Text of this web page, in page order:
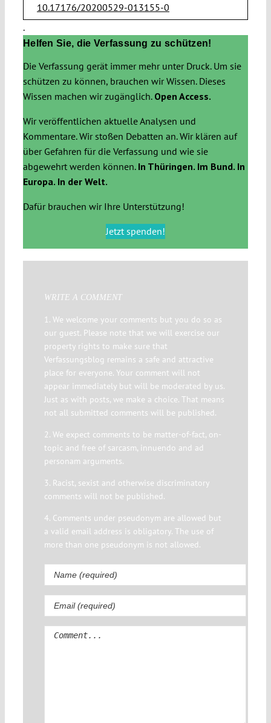
10.17176/20200529-013155-0
.
Helfen Sie, die Verfassung zu schützen!
Die Verfassung gerät immer mehr unter Druck. Um sie
schützen zu können, brauchen wir Wissen. Dieses
Wissen machen wir zugänglich. Open Access.
Wir veröffentlichen aktuelle Analysen und
Kommentare. Wir stoßen Debatten an. Wir klären auf
über Gefahren für die Verfassung und wie sie
abgewehrt werden können. In Thüringen. Im Bund. In
Europa. In der Welt.
Dafür brauchen wir Ihre Unterstützung!
Jetzt spenden!
WRITE A COMMENT
1. We welcome your comments but you do so as
our guest. Please note that we will exercise our
property rights to make sure that
Verfassungsblog remains a safe and attractive
place for everyone. Your comment will not
appear immediately but will be moderated by us.
Just as with posts, we make a choice. That means
not all submitted comments will be published.
2. We expect comments to be matter-of-fact, on-
topic and free of sarcasm, innuendo and ad
personam arguments.
3. Racist, sexist and otherwise discriminatory
comments will not be published.
4. Comments under pseudonym are allowed but
a valid email address is obligatory. The use of
more than one pseudonym is not allowed.
Comment